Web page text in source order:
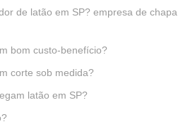
de latão em SP? empresa de chapa
bom custo-benefício?
corte sob medida?
latão em SP?